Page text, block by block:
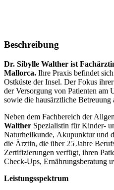
Beschreibung
Dr. Sibylle Walther ist
Mallorca. Ihre Praxis befindet
Ostküste der Insel. Der Fokus
der Versorgung von Patienten am
sowie die hausärztliche Betreuung
​Neben dem Fachbereich der
Walther Spezialistin für Kinder-
Naturheilkunde, Akupunktur und
die Ärztin, die über 25 Jahre
Zertifizierungen verfügt, ihren
Check-Ups, Ernährungsberatung
Leistungsspektrum